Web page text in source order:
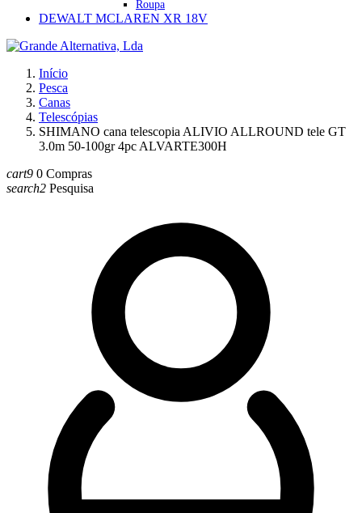
Roupa
DEWALT MCLAREN XR 18V
Início
Pesca
Canas
Telescópias
SHIMANO cana telescopia ALIVIO ALLROUND tele GT
3.0m 50-100gr 4pc ALVARTE300H
cart9 0 Compras
search2 Pesquisa